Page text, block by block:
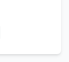
e di